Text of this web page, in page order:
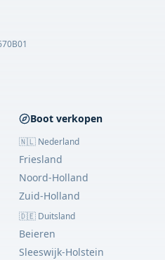
Boot verkopen
🇳🇱 Nederland
Friesland
Noord-Holland
Zuid-Holland
🇩🇪 Duitsland
Beieren
Sleeswijk-Holstein